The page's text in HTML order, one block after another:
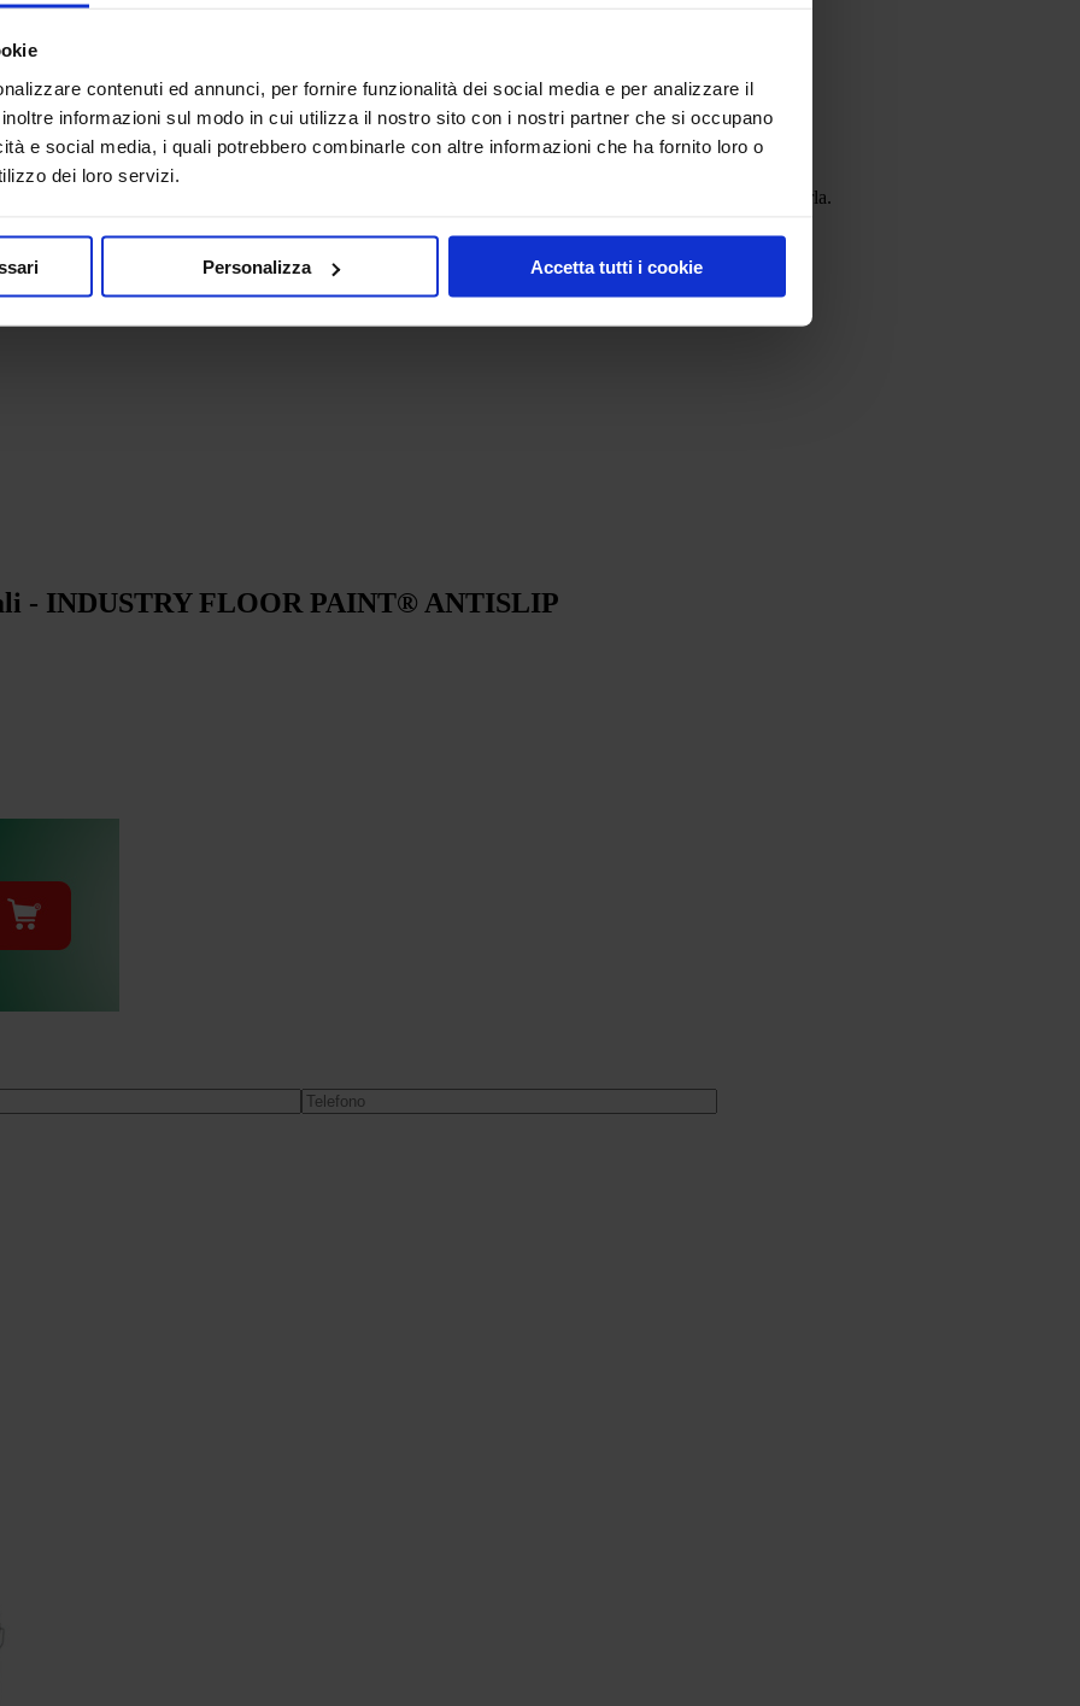
contenuti ed annunci, per fornire funzionalità dei social media e per analizzare il
informazioni sul modo in cui utilizza il nostro sito con i nostri partner che si occupano
e social media, i quali potrebbero combinarle con altre informazioni che ha fornito loro o
dei loro servizi.
Personalizza Accetta tutti i cookie
ideale per uso interno ed esterno.
magazzini, locali tecnici, garage, parcheggi, ecc.
le superfici, non è una vernice per segnaletica.
che il risultato sia quello previsto e che la vernice sia compatibile con il pavimento su cui applicarla.
- INDUSTRY FLOOR PAINT® ANTISLIP